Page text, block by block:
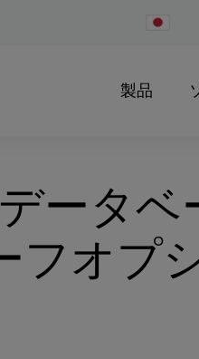
Change
製品
ータベ
フオプ